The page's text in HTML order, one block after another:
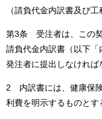
（請負代金内訳書及び工
第3条 受注者は、この契
請負代金内訳書（以下「
発注者に提出しなければ
2 内訳書には、健康保
利費を明示するものとす